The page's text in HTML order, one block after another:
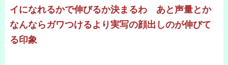
イになれるかで伸びるか決まるわ あと声量とか
なんならガワつけるより実写の顔出しのが伸びて
る印象